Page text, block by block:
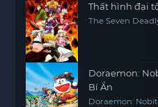
Thất hình đại
The Seven
Doraemon:
Bí Ẩn
Doraemon: